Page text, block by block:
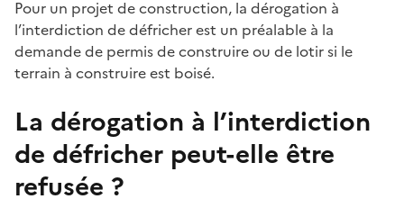
Pour un projet de construction, la dérogation à
l’interdiction de défricher est un préalable à la
demande de permis de construire ou de lotir si le
terrain à construire est boisé.
La dérogation à l’interdiction
de défricher peut-elle être
refusée ?